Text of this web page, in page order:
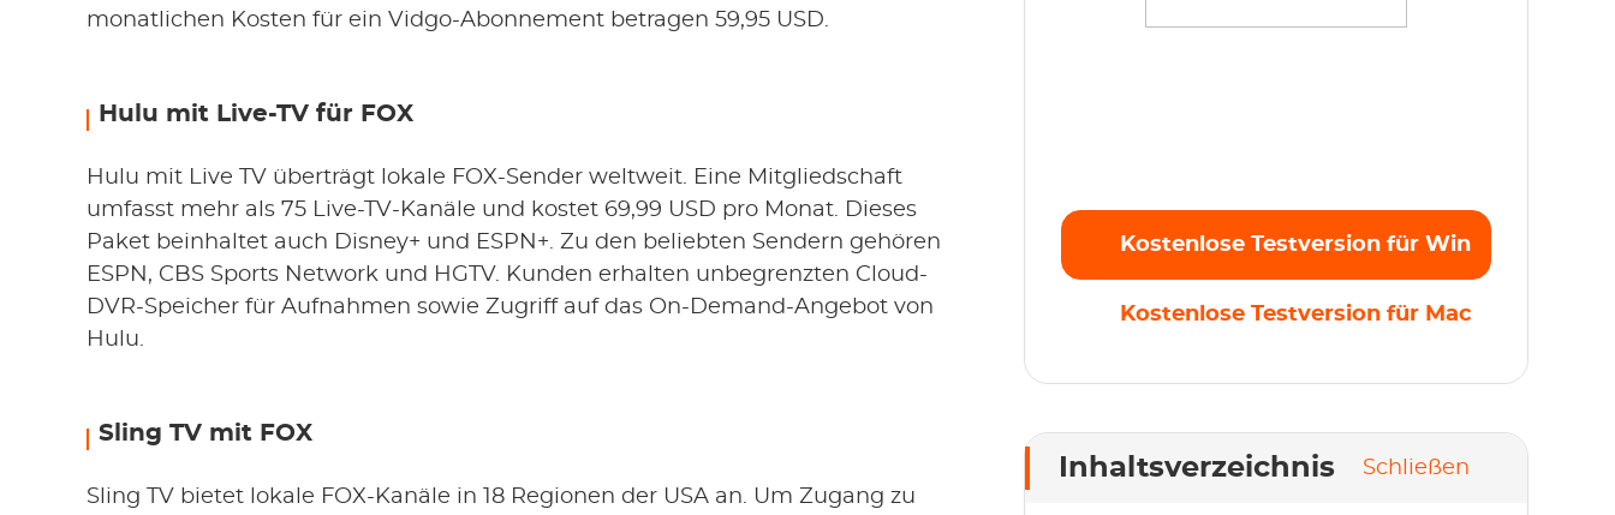
monatlichen Kosten für ein Vidgo-Abonnement betragen 59,95 USD.
Hulu mit Live-TV für FOX
Hulu mit Live TV überträgt lokale FOX-Sender weltweit. Eine Mitgliedschaft
umfasst mehr als 75 Live-TV-Kanäle und kostet 69,99 USD pro Monat. Dieses
Paket beinhaltet auch Disney+ und ESPN+. Zu den beliebten Sendern gehören
ESPN, CBS Sports Network und HGTV. Kunden erhalten unbegrenzten Cloud-
DVR-Speicher für Aufnahmen sowie Zugriff auf das On-Demand-Angebot von
Hulu.
Sling TV mit FOX
Sling TV bietet lokale FOX-Kanäle in 18 Regionen der USA an. Um Zugang zu
Kostenlose Testversion für Win
Kostenlose Testversion für Mac
Inhaltsverzeichnis Schließen